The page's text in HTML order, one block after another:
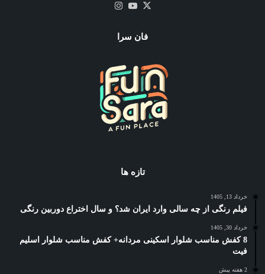
X یوتیوب
فان سرا
تازه ها
خرداد 13, 1405
فیلم رنگی از چه سالی وارد ایران شد؟ و سال اختراع دوربین رنگی
خرداد 30, 1405
8 کفش مناسب شلوار اسکینی مردانه+ کفش مناسب شلوار اسلیم
فیت
2 هفته پیش